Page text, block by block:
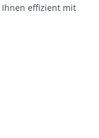
effizient mit